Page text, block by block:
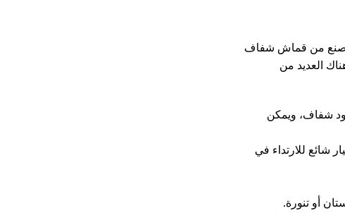
وتصنع من قماش شفاف
العديد من
شفاف، ويمكن
شائع للارتداء في
أو تنورة.